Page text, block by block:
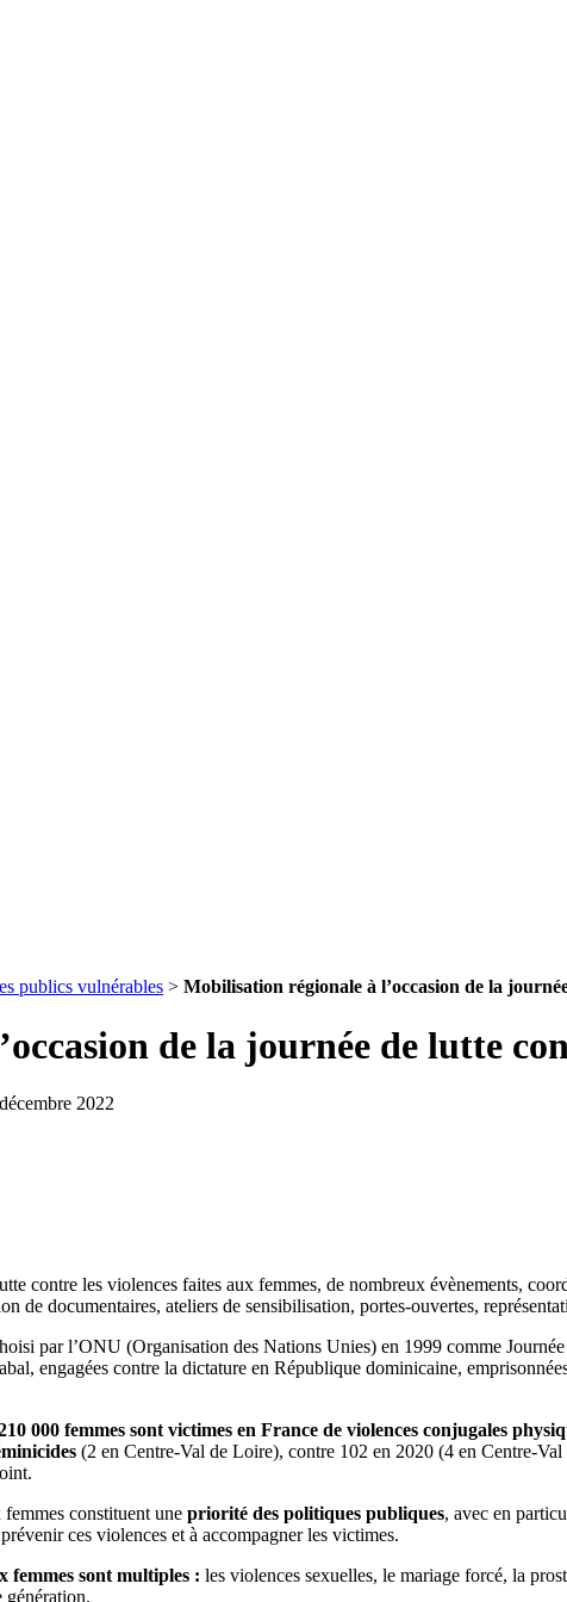
publics vulnérables > Mobilisation régionale à l’occasion de la
de la journée de lutte
2022
contre les violences faites aux femmes, de nombreux évènements,
de documentaires, ateliers de sensibilisation, portes-ouvertes,
par l’ONU (Organisation des Nations Unies) en 1999 comme
engagées contre la dictature en République dominicaine,
000 femmes sont victimes en France de violences conjugales
(2 en Centre-Val de Loire), contre 102 en 2020 (4 en Centre-
constituent une priorité des politiques publiques, avec en
ces violences et à accompagner les victimes.
femmes sont multiples : les violences sexuelles, le mariage forcé, la
génération.